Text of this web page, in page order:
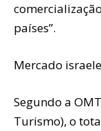
países”.
Mercado
Segundo a
Turismo), o